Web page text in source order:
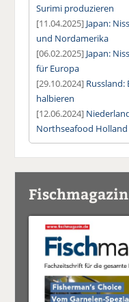
Surimi produzieren
[11.04.2025] Japan:
und Nordamerika
[06.02.2025] Japan:
für Europa
[29.10.2024] Russland:
halbieren
[12.06.2024]
Northseafood Holland
Fischmagazin